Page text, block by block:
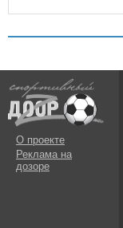
О проекте
Реклама на
дозоре